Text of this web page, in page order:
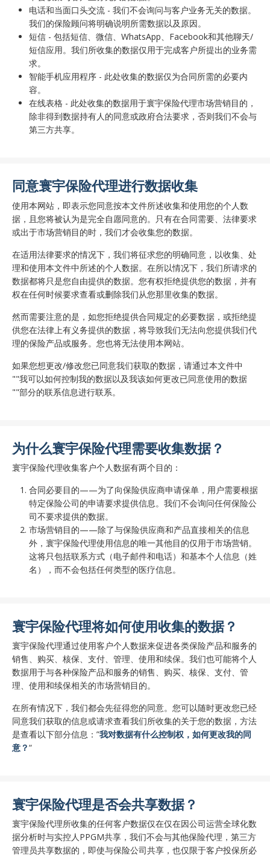
电话和当面口头交流 - 我们不会询问与客户业务无关的数据。
我们的保险顾问将明确说明所需数据以及原因。
短信 - 包括短信、微信、WhatsApp、Facebook和其他聊天/
短信应用。我们所收集的数据仅用于完成客户所提出的业务需
求。
智能手机应用程序 - 此处收集的数据仅为合同所需的必要内
容。
在线表格 - 此处收集的数据用于寰宇保险代理市场营销目的，
除非得到数据持有人的同意或政府合法要求，否则我们不会与
第三方共享。
同意寰宇保险代理进行数据收集
使用本网站，即表示您同意按本文件所述收集和使用您的个人数
据，且您将被认为是完全自愿同意的。只有在合同需要、法律要求
或出于市场营销目的时，我们才会收集您的数据。
在适用法律要求的情况下，我们将征求您的明确同意，以收集、处
理和使用本文件中所述的个人数据。在所以情况下，我们所请求的
数据都将只是您自由提供的数据。您有权拒绝提供您的数据，并有
权在任何时候要求查看或删除我们从您那里收集的数据。
然而需要注意的是，如您拒绝提供合同规定的必要数据，或拒绝提
供您在法律上有义务提供的数据，将导致我们无法向您提供我们代
理的保险产品或服务。您也将无法使用本网站。
如果您想更改/修改您已同意我们获取的数据，请通过本文件中
""我可以如何控制我的数据以及我该如何更改已同意使用的数据
""部分的联系信息进行联系。
为什么寰宇保险代理需要收集数据？
寰宇保险代理收集客户个人数据有两个目的：
合同必要目的——为了向保险供应商申请保单，用户需要根据
特定保险公司的申请要求提供信息。我们不会询问任何保险公
司不要求提供的数据。
市场营销目的——除了与保险供应商和产品直接相关的信息
外，寰宇保险代理使用信息的唯一其他目的仅用于市场营销。
这将只包括联系方式（电子邮件和电话）和基本个人信息（姓
名），而不会包括任何类型的医疗信息。
寰宇保险代理将如何使用收集的数据？
寰宇保险代理通过使用客户个人数据来促进各类保险产品和服务的
销售、购买、核保、支付、管理、使用和续保。我们也可能将个人
数据用于与各种保险产品和服务的销售、购买、核保、支付、管
理、使用和续保相关的市场营销目的。
在所有情况下，我们都会先征得您的同意。您可以随时更改您已经
同意我们获取的信息或请求查看我们所收集的关于您的数据，方法
是查看以下部分信息：”我对数据有什么控制权，如何更改我的同
意？“
寰宇保险代理是否会共享数据？
寰宇保险代理所收集的任何客户数据仅在仅在因公司运营全球化数
据分析时与实控人PPGM共享，我们不会与其他保险代理，第三方
管理员共享数据的，即使与保险公司共享，也仅限于客户投保所必